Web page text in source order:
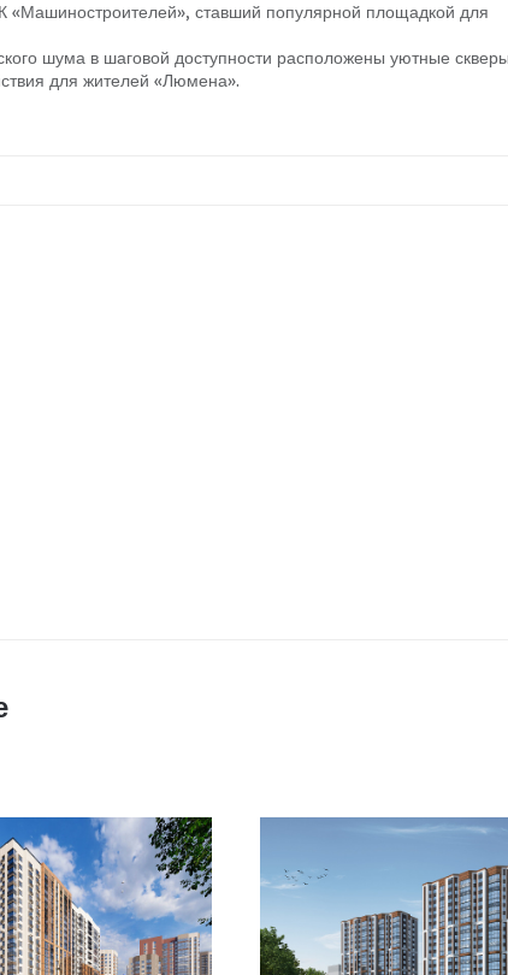
«Машиностроителей», ставший популярной площадкой для
шума в шаговой доступности расположены уютные
для жителей «Люмена».